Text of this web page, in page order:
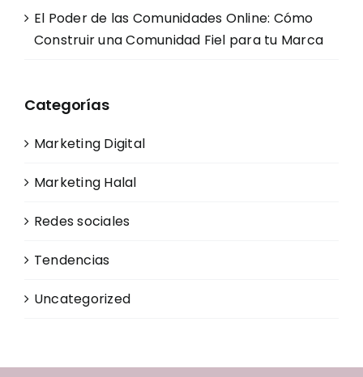
El Poder de las Comunidades Online: Cómo
Construir una Comunidad Fiel para tu Marca
Categorías
Marketing Digital
Marketing Halal
Redes sociales
Tendencias
Uncategorized